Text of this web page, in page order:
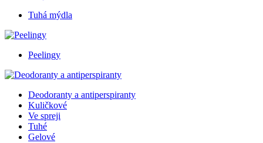
Tuhá mýdla
Peelingy
Deodoranty a antiperspiranty
Kuličkové
Ve spreji
Tuhé
Gelové